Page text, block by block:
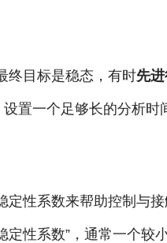
终目标是稳态，有时先
设置一个足够长的分析
性系数来帮助控制与接
定性系数”，通常一个